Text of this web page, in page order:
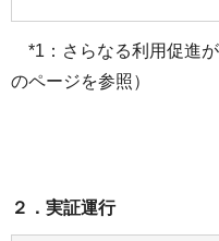
*1：さらなる利用促進
のページを参照）
２．実証運行